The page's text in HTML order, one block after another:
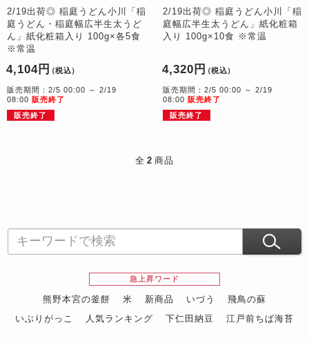
2/19出荷◎ 稲庭うどん小川「稲
庭うどん・稲庭幅広半生太うど
ん」紙化粧箱入り 100g×各5食
※常温
4,104円 （税込）
販売期間：2/5 00:00 ～ 2/19
08:00 販売終了
販売終了
2/19出荷◎ 稲庭うどん小川「稲
庭幅広半生太うどん」紙化粧箱
入り 100g×10食 ※常温
4,320円 （税込）
販売期間：2/5 00:00 ～ 2/19
08:00 販売終了
販売終了
全 2 商品
急上昇ワード
熊野本宮の釜餅 米 新商品 いづう
飛鳥の蘇
いぶりがっこ
人気ランキング 下仁田納豆
江戸前ちば海苔